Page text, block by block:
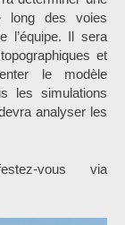
long des voies
l’équipe. Il sera
et
le modèle
les simulations
analyser les
vous via